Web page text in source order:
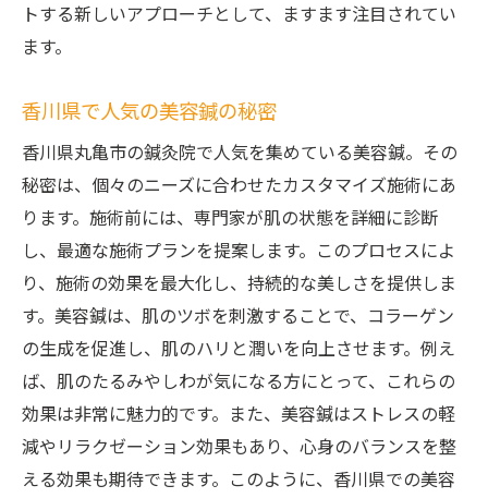
トする新しいアプローチとして、ますます注目されてい
ます。
香川県で人気の美容鍼の秘密
香川県丸亀市の鍼灸院で人気を集めている美容鍼。その
秘密は、個々のニーズに合わせたカスタマイズ施術にあ
ります。施術前には、専門家が肌の状態を詳細に診断
し、最適な施術プランを提案します。このプロセスによ
り、施術の効果を最大化し、持続的な美しさを提供しま
す。美容鍼は、肌のツボを刺激することで、コラーゲン
の生成を促進し、肌のハリと潤いを向上させます。例え
ば、肌のたるみやしわが気になる方にとって、これらの
効果は非常に魅力的です。また、美容鍼はストレスの軽
減やリラクゼーション効果もあり、心身のバランスを整
える効果も期待できます。このように、香川県での美容